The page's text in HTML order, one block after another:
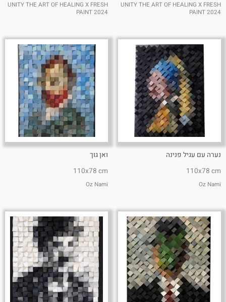
UNITY THE ART OF HEALING X FRESH
PAINT 2024
UNITY THE ART OF HEALING X FRESH
PAINT 2024
נערה עם עגיל פנינה
110x78 cm
Oz Nami
ואן גוך
110x78 cm
Oz Nami